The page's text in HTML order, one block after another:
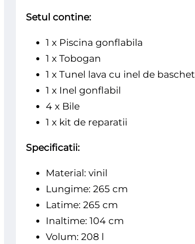
Setul contine:
1 x Piscina gonflabila
1 x Tobogan
1 x Tunel lava cu inel de baschet
1 x Inel gonflabil
4 x Bile
1 x kit de reparatii
Specificatii:
Material: vinil
Lungime: 265 cm
Latime: 265 cm
Inaltime: 104 cm
Volum: 208 l